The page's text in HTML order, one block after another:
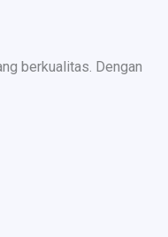
berkualitas. Dengan